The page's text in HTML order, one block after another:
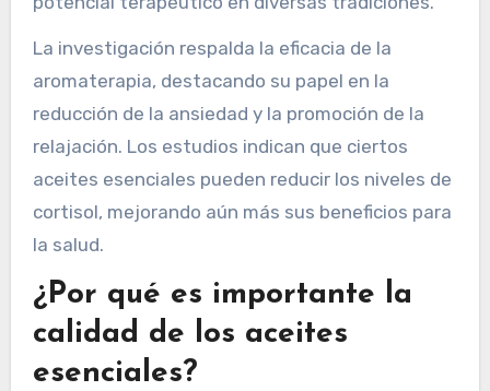
La investigación respalda la eficacia de la
aromaterapia, destacando su papel en la
reducción de la ansiedad y la promoción de la
relajación. Los estudios indican que ciertos
aceites esenciales pueden reducir los niveles de
cortisol, mejorando aún más sus beneficios para
la salud.
¿Por qué es importante la
calidad de los aceites
esenciales?